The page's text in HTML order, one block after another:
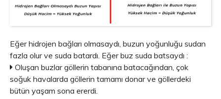
Eğer hidrojen bağları olmasaydı, buzun yoğunluğu sudan
fazla olur ve suda batardı. Eğer buz suda batsaydı :
Oluşan buzlar göllerin tabanına batacağından, çok
soğuk havalarda göllerin tamamı donar ve göllerdeki
bütün yaşam sona ererdi.